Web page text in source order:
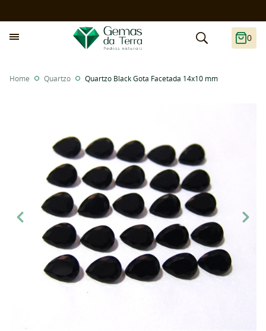
0
Home Quartzo Quartzo Black Gota Facetada 14x10 mm